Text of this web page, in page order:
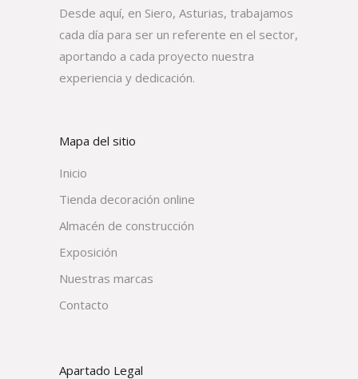
Desde aquí, en Siero, Asturias, trabajamos
cada día para ser un referente en el sector,
aportando a cada proyecto nuestra
experiencia y dedicación.
Mapa del sitio
Inicio
Tienda decoración online
Almacén de construcción
Exposición
Nuestras marcas
Contacto
Apartado Legal